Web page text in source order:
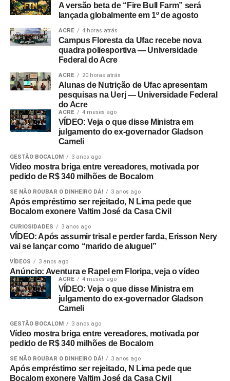
A versão beta de “Fire Bull Farm” será
lançada globalmente em 1º de agosto
ACRE 4 horas atrás
Campus Floresta da Ufac recebe nova
quadra poliesportiva — Universidade
Federal do Acre
ACRE 20 horas atrás
Alunas de Nutrição de Ufac apresentam
pesquisas na Uerj — Universidade Federal
do Acre
ACRE 4 meses ago
VÍDEO: Veja o que disse Ministra em
julgamento do ex-governador Gladson
Cameli
GESTÃO BOCALOM 3 anos ago
Vídeo mostra briga entre vereadores, motivada por
pedido de R$ 340 milhões de Bocalom
SE NÃO ROUBAR O DINHEIRO DÁ! 3 anos ago
Após empréstimo ser rejeitado, N Lima pede que
Bocalom exonere Valtim José da Casa Civil
CURIOSIDADES 3 anos ago
VÍDEO: Após assumir trisal e perder farda, Erisson Nery
vai se lançar como “marido de aluguel”
VÍDEOS 3 anos ago
Anúncio: Aventura e Rapel em Floripa, veja o vídeo
ACRE 4 meses ago
VÍDEO: Veja o que disse Ministra em
julgamento do ex-governador Gladson
Cameli
GESTÃO BOCALOM 3 anos ago
Vídeo mostra briga entre vereadores, motivada por
pedido de R$ 340 milhões de Bocalom
SE NÃO ROUBAR O DINHEIRO DÁ! 3 anos ago
Após empréstimo ser rejeitado, N Lima pede que
Bocalom exonere Valtim José da Casa Civil